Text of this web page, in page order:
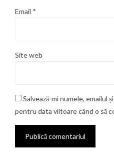
Email *
Site web
Salvează-mi numele, emailul
pentru data viitoare când o să